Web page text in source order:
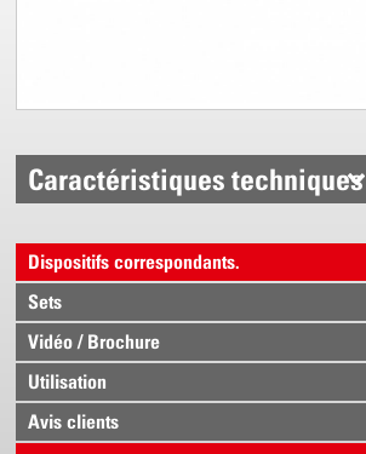
Caractéristiques techniques
Dispositifs correspondants.
Sets
Vidéo / Brochure
Utilisation
Avis clients